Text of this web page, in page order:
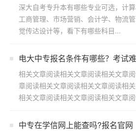
深大自考专升本有哪些专业可选，计
工商管理、市场营销、会计学、物流
觉传达设计等，看下有哪些科目...
电大中专报名条件有哪些？考试难
相关文章阅读相关文章阅读相关文章
章阅读相关文章阅读相关文章阅读相
相关文章阅读相关文章阅读相关文章
中专在学信网上能查吗?报名官网